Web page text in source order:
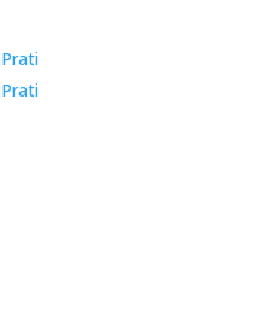
Prati
Prati